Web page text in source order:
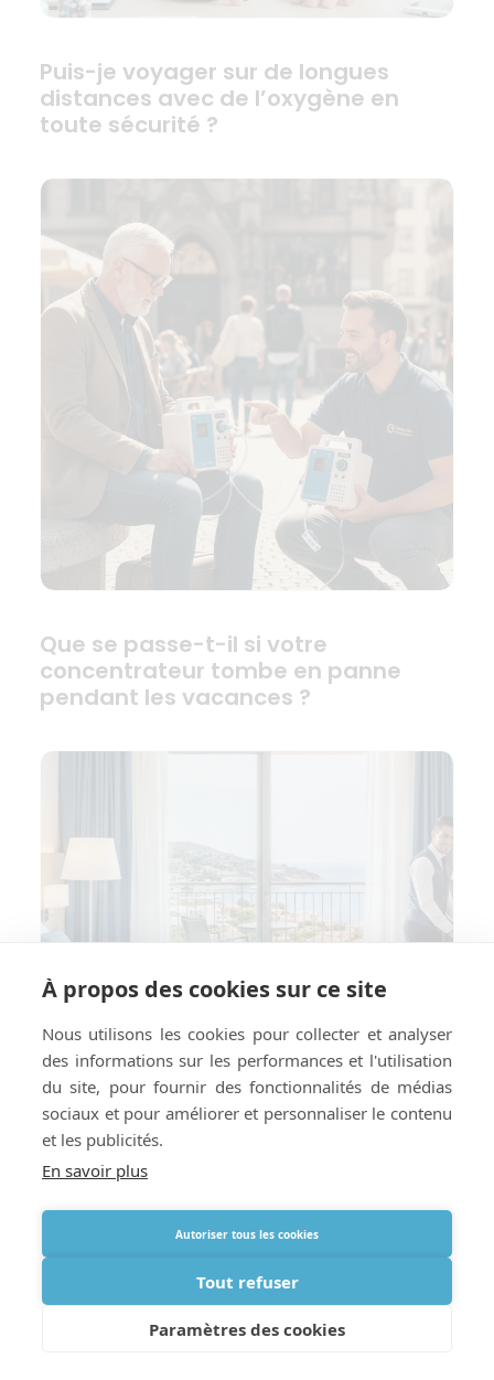
Puis-je voyager sur de longues
distances avec de l’oxygène en
toute sécurité ?
Que se passe-t-il si votre
concentrateur tombe en panne
pendant les vacances ?
Comment préparer votre hôtel ou
location de vacances à la livraison
d’oxygène à l’étranger
À propos des cookies sur ce site
Nous utilisons les cookies pour collecter et analyser
des informations sur les performances et l'utilisation
du site, pour fournir des fonctionnalités de médias
sociaux et pour améliorer et personnaliser le contenu
et les publicités.
En savoir plus
Autoriser tous les cookies
Tout refuser
Paramètres des cookies